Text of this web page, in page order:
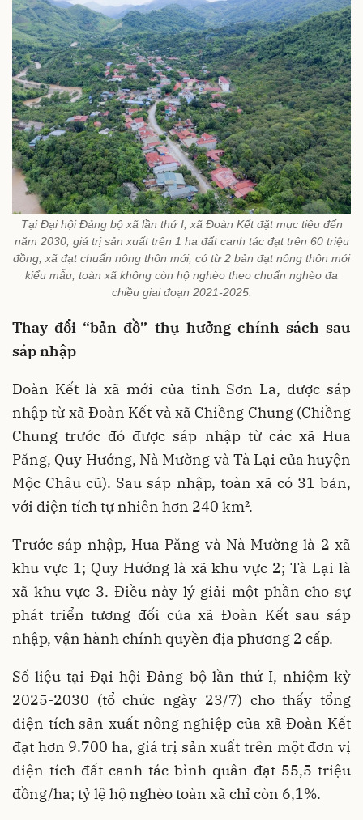
Tại Đại hội Đảng bộ xã lần thứ I, xã Đoàn Kết đặt mục tiêu đến
năm 2030, giá trị sản xuất trên 1 ha đất canh tác đạt trên 60 triệu
đồng; xã đạt chuẩn nông thôn mới, có từ 2 bản đạt nông thôn mới
kiểu mẫu; toàn xã không còn hộ nghèo theo chuẩn nghèo đa
chiều giai đoạn 2021-2025.
Thay đổi “bản đồ” thụ hưởng chính sách sau
sáp nhập
Đoàn Kết là xã mới của tỉnh Sơn La, được sáp
nhập từ xã Đoàn Kết và xã Chiềng Chung (Chiềng
Chung trước đó được sáp nhập từ các xã Hua
Păng, Quy Hướng, Nà Mường và Tà Lại của huyện
Mộc Châu cũ). Sau sáp nhập, toàn xã có 31 bản,
với diện tích tự nhiên hơn 240 km².
Trước sáp nhập, Hua Păng và Nà Mường là 2 xã
khu vực 1; Quy Hướng là xã khu vực 2; Tà Lại là
xã khu vực 3. Điều này lý giải một phần cho sự
phát triển tương đối của xã Đoàn Kết sau sáp
nhập, vận hành chính quyền địa phương 2 cấp.
Số liệu tại Đại hội Đảng bộ lần thứ I, nhiệm kỳ
2025-2030 (tổ chức ngày 23/7) cho thấy tổng
diện tích sản xuất nông nghiệp của xã Đoàn Kết
đạt hơn 9.700 ha, giá trị sản xuất trên một đơn vị
diện tích đất canh tác bình quân đạt 55,5 triệu
đồng/ha; tỷ lệ hộ nghèo toàn xã chỉ còn 6,1%.